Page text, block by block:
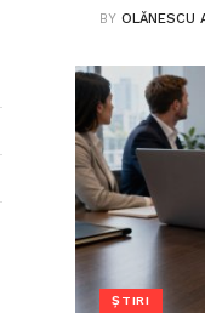
BYOLĂNESCU
ȘTIRI